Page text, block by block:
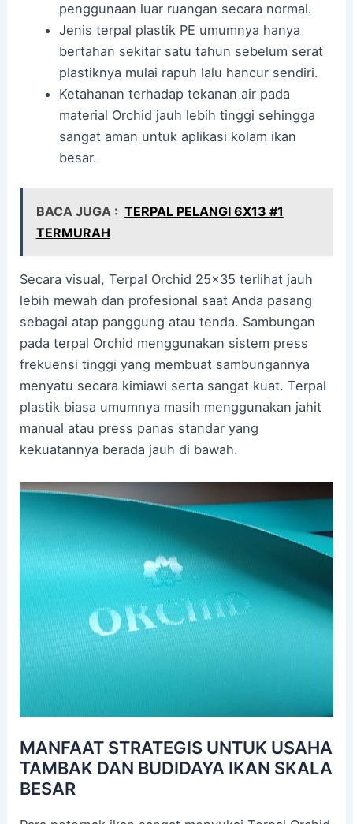
penggunaan luar ruangan secara normal.
Jenis terpal plastik PE umumnya hanya
bertahan sekitar satu tahun sebelum serat
plastiknya mulai rapuh lalu hancur sendiri.
Ketahanan terhadap tekanan air pada
material Orchid jauh lebih tinggi sehingga
sangat aman untuk aplikasi kolam ikan
besar.
BACA JUGA : TERPAL PELANGI 6X13 #1
TERMURAH
Secara visual, Terpal Orchid 25×35 terlihat jauh
lebih mewah dan profesional saat Anda pasang
sebagai atap panggung atau tenda. Sambungan
pada terpal Orchid menggunakan sistem press
frekuensi tinggi yang membuat sambungannya
menyatu secara kimiawi serta sangat kuat. Terpal
plastik biasa umumnya masih menggunakan jahit
manual atau press panas standar yang
kekuatannya berada jauh di bawah.
MANFAAT STRATEGIS UNTUK USAHA
TAMBAK DAN BUDIDAYA IKAN SKALA
BESAR